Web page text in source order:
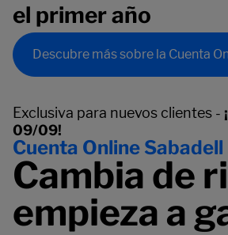
el primer año
Descubre más sobre la Cuenta
Exclusiva para nuevos clientes -
09/09!
Cuenta Online Sabadell
Cambia de
empieza a